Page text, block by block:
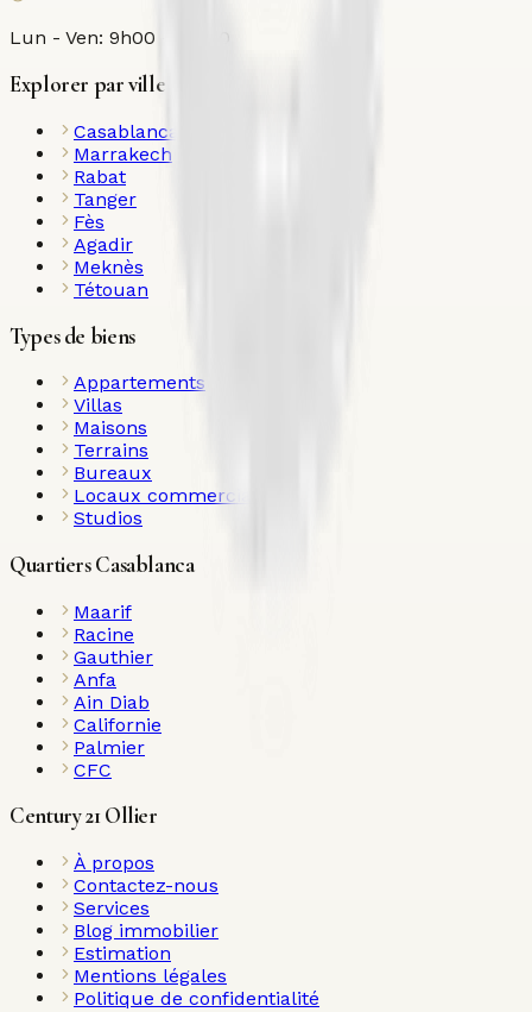
Lun - Ven: 9h00 - 18h00
Explorer par ville
Casablanca
Marrakech
Rabat
Tanger
Fès
Agadir
Meknès
Tétouan
Types de biens
Appartements
Villas
Maisons
Terrains
Bureaux
Locaux commerciaux
Studios
Quartiers Casablanca
Maarif
Racine
Gauthier
Anfa
Ain Diab
Californie
Palmier
CFC
Century 21 Ollier
À propos
Contactez-nous
Services
Blog immobilier
Estimation
Mentions légales
Politique de confidentialité